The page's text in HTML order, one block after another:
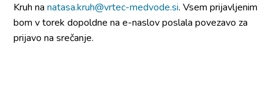
Kruh nanatasa.kruh@vrtec-medvode.si. Vsem prijavljenim
bom v torek dopoldne na e-naslov poslala povezavo za
prijavo na srečanje.